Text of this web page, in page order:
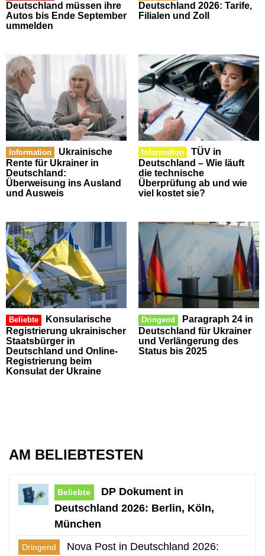
Deutschland müssen ihre
Autos bis Ende September
ummelden
Deutschland 2026: Tarife,
Filialen und Zoll
Information
Ukrainische
Rente für Ukrainer in
Deutschland:
Überweisung ins Ausland
und Ausweis
Information
TÜV in
Deutschland – Wie läuft
die technische
Überprüfung ab und wie
viel kostet sie?
Beliebte
Konsularische
Registrierung ukrainischer
Staatsbürger in
Deutschland und Online-
Registrierung beim
Konsulat der Ukraine
Dringend
Paragraph 24 in
Deutschland für Ukrainer
und Verlängerung des
Status bis 2025
AM BELIEBTESTEN
Beliebte
DP Dokument in
Deutschland 2026: Berlin, Köln,
München
Dringend
Nova Post in Deutschland 2026: